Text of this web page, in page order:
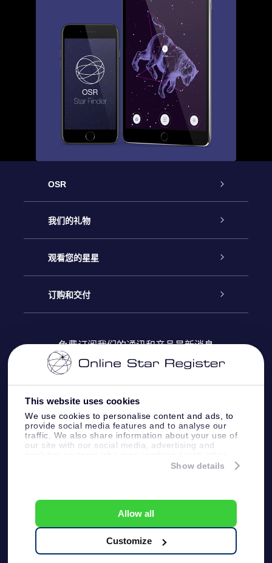
This website uses cookies
We use cookies to personalise content and ads, to
provide social media features and to analyse our
traffic. We also share information about your use of
our site with our social media, advertising and
information that you’ve provided to them or that
Show details
Allow all
Customize
OSR
客户服务
联系我们
博客
评论
我们的礼物
Online Star礼物
OSR 礼物包
OSR 礼物卡
公司礼品
观看您的星星
Online Star Register
个性化的Star Page
One Million Stars
OSR Starsaver
订购和交付
付款信息
配送信息
退货政策&撤销权
免费订阅我们的通讯和产品最新消息
客户服务:help@osr.org
KVK: 60333553, VAT: NL 8538.62.722B01
One Million Stars
一般条款和条件
隐私政策和免责声明